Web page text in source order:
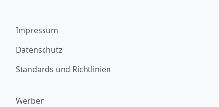
Impressum
Datenschutz
Standards und Richtlinien
Werben